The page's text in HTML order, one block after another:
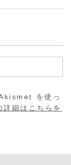
を使っ
詳細はこちらを